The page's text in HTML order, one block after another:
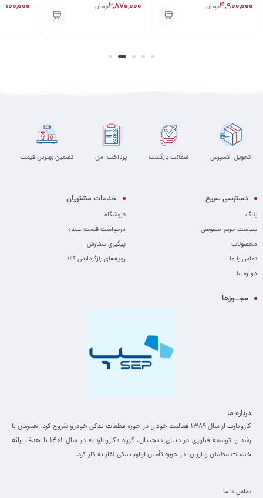
4,900,000تومان 2,870,000تومان
تحویل اکسپرس ضمانت بازگشت پرداخت امن تضمین بهترین قیمت
دسترسی سریع
بلاگ
سیاست حریم خصوصی
محصولات
تماس با ما
درباره ما
خدمات مشتریان
فروشگاه
درخواست قیمت عمده
پیگیری سفارش
رویه‌های بازگرداندن کالا
مجــوزها
درباره ما
کاروپارت از سال ۱۳۸۹ فعالیت خود را در حوزه قطعات یدکی خودرو شروع کرد. همزمان با
رشد و توسعه فناوری در دنیای دیجیتال، گروه «کاروپارت» در سال ۱۴۰۱ با هدف ارائه
خدمات مطمئن و ارزان، ­در حوزه تأمین لوازم یدکی آغاز به کار کرد.
تماس با ما